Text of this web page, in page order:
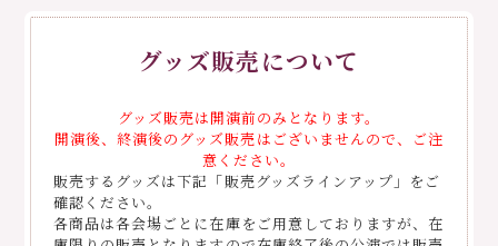
グッズ販売について
グッズ販売は開演前のみとなります。
開演後、終演後のグッズ販売はございませんので、ご注
意ください。
販売するグッズは下記「販売グッズラインアップ」をご
確認ください。
各商品は各会場ごとに在庫をご用意しておりますが、在